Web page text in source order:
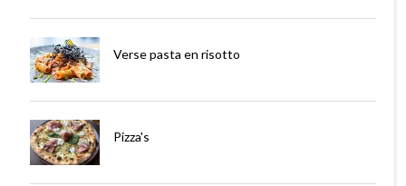
Verse pasta en risotto
Pizza's